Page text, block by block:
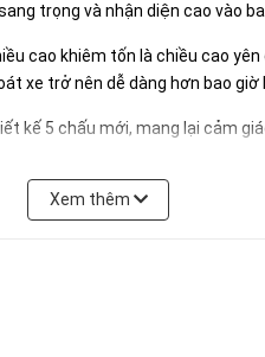
trọng và nhận diện cao vào
cao khiêm tốn là chiều cao
xe trở nên dễ dàng hơn bao giờ
kế 5 chấu mới, mang lại cảm
trải nghiệm người dùng với các
Xem thêm